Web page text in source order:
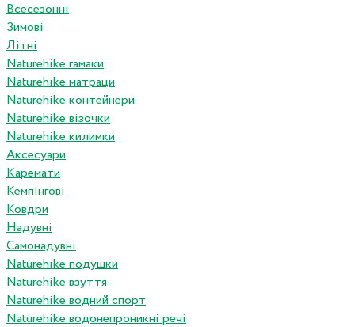
Всесезонні
Зимові
Літні
Naturehike гамаки
Naturehike матраци
Naturehike контейнери
Naturehike візочки
Naturehike килимки
Аксесуари
Каремати
Кемпінгові
Ковдри
Надувні
Самонадувні
Naturehike подушки
Naturehike взуття
Naturehike водний спорт
Naturehike водонепроникні речі